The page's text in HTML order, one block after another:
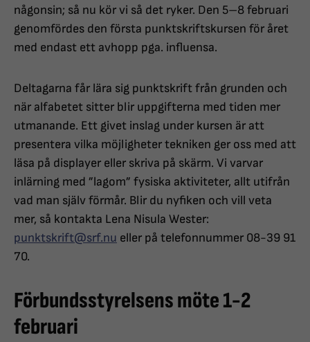
någonsin; så nu kör vi så det ryker. Den 5–8 februari
genomfördes den första punktskriftskursen för året
med endast ett avhopp pga. influensa.
Deltagarna får lära sig punktskrift från grunden och
när alfabetet sitter blir uppgifterna med tiden mer
utmanande. Ett givet inslag under kursen är att
presentera vilka möjligheter tekniken ger oss med att
läsa på displayer eller skriva på skärm. Vi varvar
inlärning med ”lagom” fysiska aktiviteter, allt utifrån
vad man själv förmår. Blir du nyfiken och vill veta
mer, så kontakta Lena Nisula Wester:
punktskrift@srf.nu eller på telefonnummer 08-39 91
70.
Förbundsstyrelsens möte 1-2
februari